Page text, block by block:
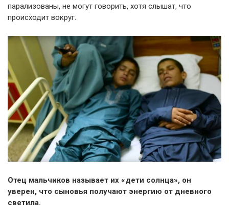
парализованы, не могут говорить, хотя слышат, что
происходит вокруг.
Отец мальчиков называет их «дети солнца», он
уверен, что сыновья получают энергию от дневного
светила.